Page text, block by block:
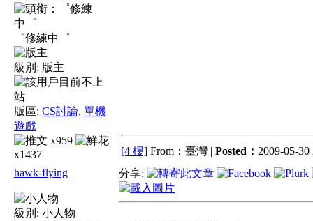
゜修練中゜
級別: 版主
版區: CS討論, 單機
遊戲
x959
x1437
[4 樓] From：臺灣 | Posted： 2009-05-30
hawk-flying
級別: 小人物
分享: